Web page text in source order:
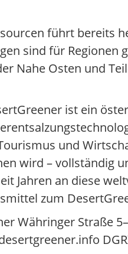
führt bereits
sind für Regionen
Nahe Osten und
ist ein
und
wird – vollständig
Jahren an diese
zum
Währinger Straße